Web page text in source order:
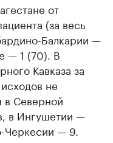
от
(за весь
Балкарии —
— 1 (70). В
Кавказа за
не
в Северной
в Ингушетии —
Черкесии — 9.